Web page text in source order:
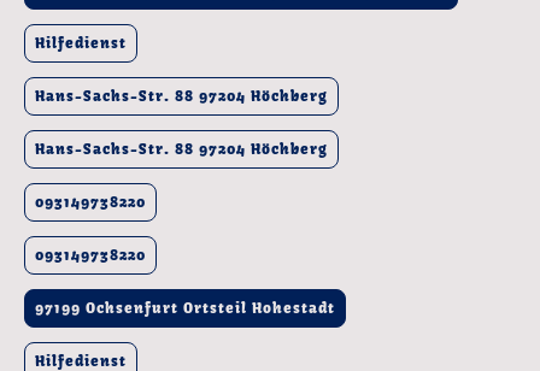
Hilfedienst
Hans-Sachs-Str. 88 97204 Höchberg
Hans-Sachs-Str. 88 97204 Höchberg
093149738220
093149738220
97199 Ochsenfurt Ortsteil Hohestadt
Hilfedienst